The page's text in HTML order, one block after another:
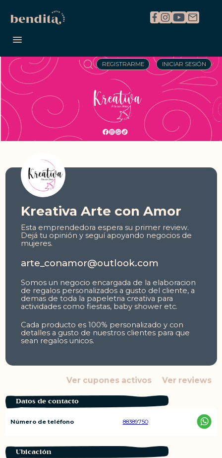
REGISTRARME INICIAR SESIÓN
Kreativa Arte con Amor
Esta emprendedora espera su primer review.
Dejá tu opinión y seguí apoyando negocios de
mujeres.
arte_conamor@outlook.com
Somos un negocio encargada de la elaboracion
de regalos personalizados a gusto del cliente, a
demas de toda la papeletria creativa para
actividades como fiestas, baby shower etc.
Cada producto es 100% personalizado y con
detalles a gusto de nuestros clientes para que
sean regalos unicos.
Ver cupones activos Ver reviews
Datos de contacto
Número de teléfono 88389750
Ubicación